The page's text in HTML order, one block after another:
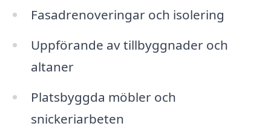
Fasadrenoveringar och isolering
Uppförande av tillbyggnader och
altaner
Platsbyggda möbler och
snickeriarbeten